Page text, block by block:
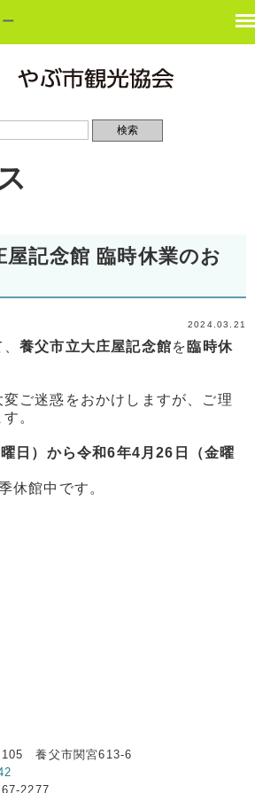
屋記念館 臨時休業のお
2024.03.21
養父市立大庄屋記念館を 臨時休
ご迷惑をおかけしますが、ご理
。
日）から令和6年4月26日（金曜
休館中です。
養父市関宮613-6
2277